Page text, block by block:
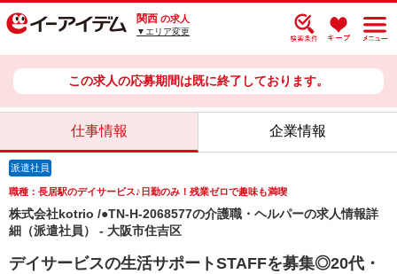
関西 の求人
▼エリア変更
この求人の応募期間は既に終了しております。
仕事情報 企業情報
派遣社員
職種：長居駅のデイサービス♪日勤のみ！残業ゼロで趣味も満喫
株式会社kotrio /●TN-H-2068577の介護職・ヘルパーの求人情報詳
細（派遣社員） - 大阪市住吉区
デイサービスの生活サポートSTAFFを募集◎20代・